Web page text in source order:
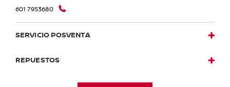
601 7953680
SERVICIO POSVENTA
REPUESTOS